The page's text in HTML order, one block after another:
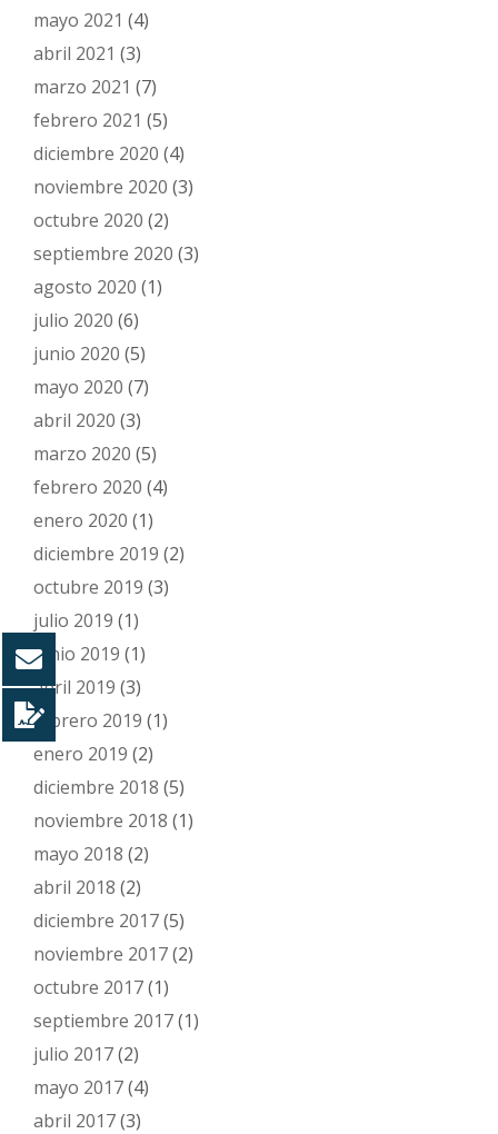
mayo 2021 (4)
abril 2021 (3)
marzo 2021 (7)
febrero 2021 (5)
diciembre 2020 (4)
noviembre 2020 (3)
octubre 2020 (2)
septiembre 2020 (3)
agosto 2020 (1)
julio 2020 (6)
junio 2020 (5)
mayo 2020 (7)
abril 2020 (3)
marzo 2020 (5)
febrero 2020 (4)
enero 2020 (1)
diciembre 2019 (2)
octubre 2019 (3)
julio 2019 (1)
junio 2019 (1)
abril 2019 (3)
febrero 2019 (1)
enero 2019 (2)
diciembre 2018 (5)
noviembre 2018 (1)
mayo 2018 (2)
abril 2018 (2)
diciembre 2017(5)
noviembre 2017(2)
octubre 2017(1)
septiembre 2017(1)
julio 2017(2)
mayo 2017(4)
abril 2017(3)